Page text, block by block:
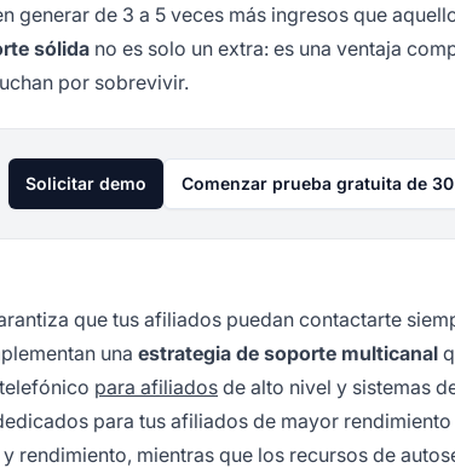
generar de 3 a 5 veces más ingresos que
sólida no es solo un extra: es una ventaja
por sobrevivir.
Solicitar demo Comenzar prueba gratuita de
que tus afiliados puedan contactarte
una estrategia de soporte multicanal
para afiliados de alto nivel y sistemas
para tus afiliados de mayor
rendimiento, mientras que los recursos de